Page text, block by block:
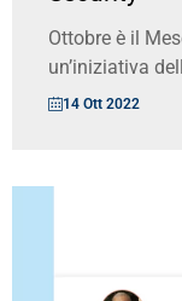
Ottobre è il
un’iniziativa
14 Ott 2022